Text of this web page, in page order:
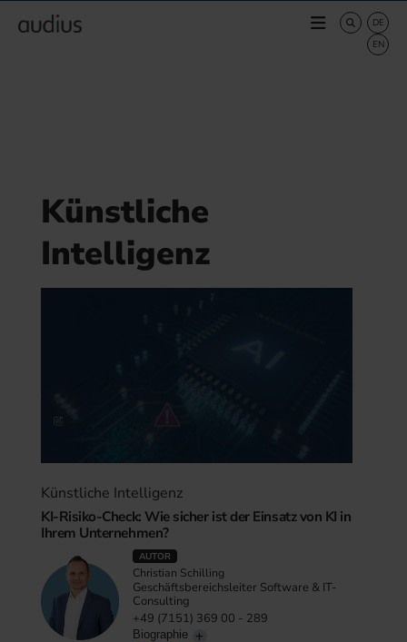
Künstliche
Intelligenz
Künstliche Intelligenz
KI-Risiko-Check: Wie sicher ist der Einsatz von KI in
Ihrem Unternehmen?
AUTOR
Christian Schilling
Geschäftsbereichsleiter Software & IT-
Consulting
+49 (7151) 369 00 - 289
Biographie